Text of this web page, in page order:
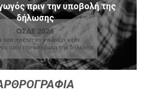
πριν την υποβολή της
δήλωσης